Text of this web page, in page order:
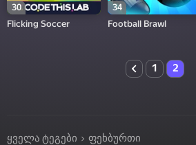
30
Flicking Soccer
34
Football Brawl
1 2
ყველა ტეგები ფეხბურთი